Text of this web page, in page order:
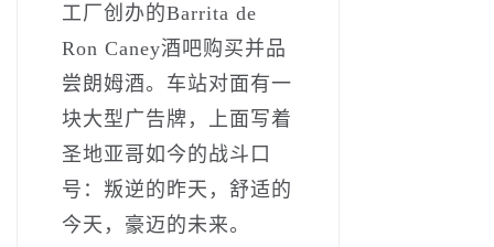
工厂创办的Barrita de
Ron Caney酒吧购买并品
尝朗姆酒。车站对面有一
块大型广告牌，上面写着
圣地亚哥如今的战斗口
号：叛逆的昨天，舒适的
今天，豪迈的未来。